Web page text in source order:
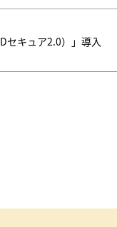
セキュア2.0）」導入